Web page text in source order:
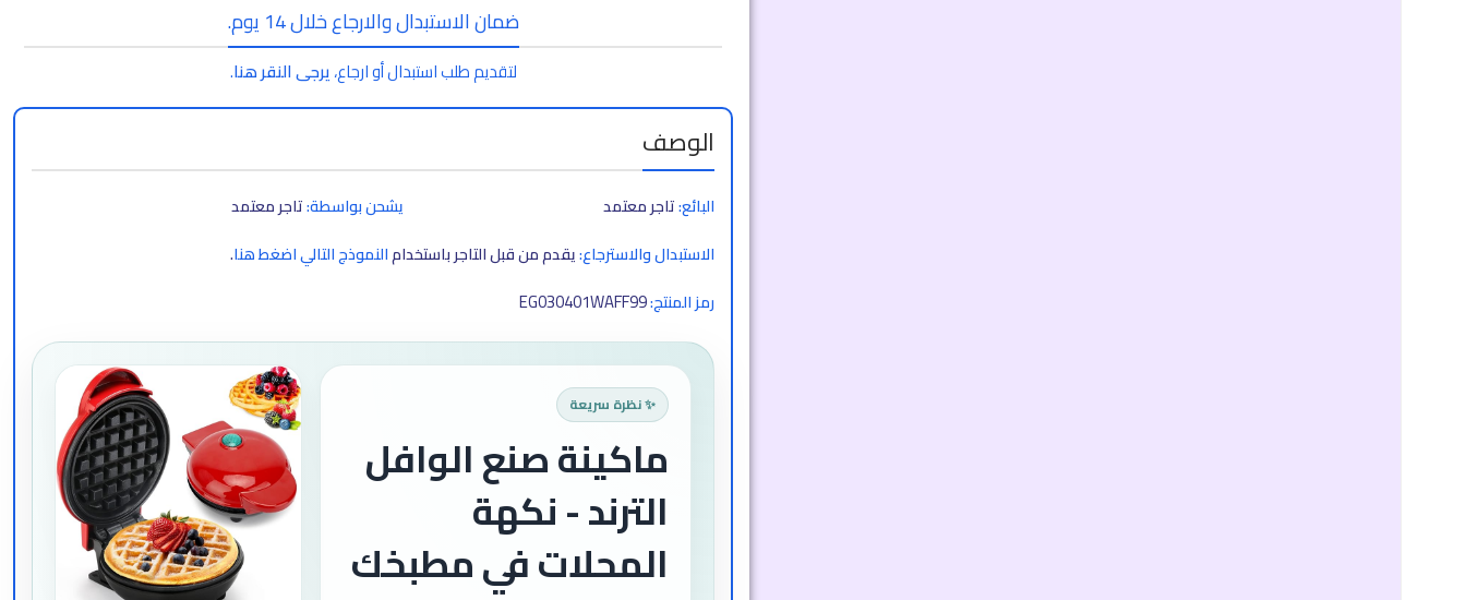
ضمان الاستبدال والارجاع خلال 14 يوم.
لتقديم طلب استبدال أو ارجاع،يرجى النقر هنا.
الوصف
البائع:تاجر معتمد يشحن بواسطة:تاجر معتمد
الاستبدال والاسترجاع:يقدم من قبل التاجر باستخدامالنموذج التالي اضغط هنا.
رمز المنتج:EG030401WAFF99
✨ نظرة سريعة
ماكينة صنع الوافل
الترند - نكهة
المحلات في مطبخك